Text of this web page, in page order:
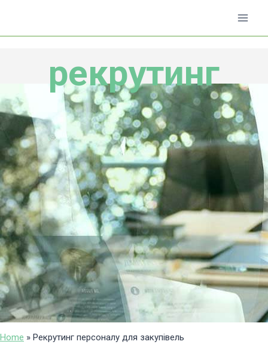
рекрутинг
Home » Рекрутинг персоналу для закупівель